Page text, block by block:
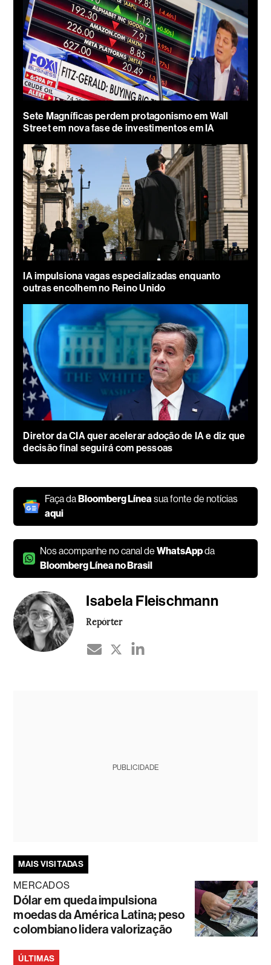
Sete Magníficas perdem protagonismo em Wall
Street em nova fase de investimentos em IA
IA impulsiona vagas especializadas enquanto
outras encolhem no Reino Unido
Diretor da CIA quer acelerar adoção de IA e diz que
decisão final seguirá com pessoas
Faça daBloomberg Líneasua fonte de notícias
aqui
Nos acompanhe no canal deWhatsAppda
Bloomberg Línea no Brasil
Isabela Fleischmann
Repórter
PUBLICIDADE
MAIS VISITADAS
MERCADOS
Dólar em queda impulsiona
moedas da América Latina; peso
colombiano lidera valorização
ÚLTIMAS